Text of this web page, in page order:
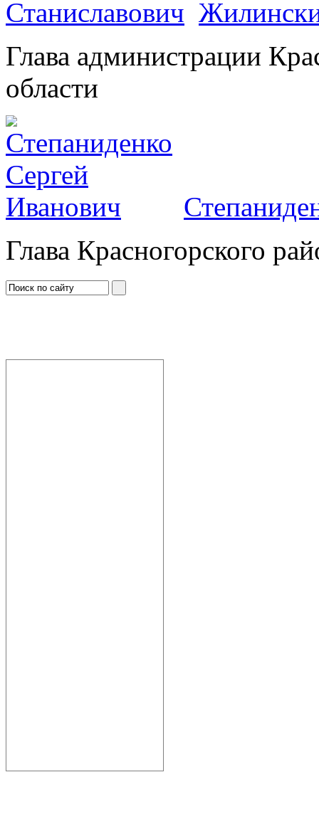
Глава администрации
области
Глава Красногорского